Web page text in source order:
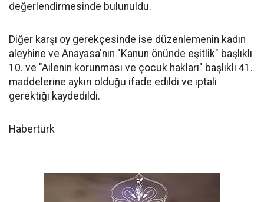
değerlendirmesinde bulunuldu.
Diğer karşı oy gerekçesinde ise düzenlemenin kadın
aleyhine ve Anayasa'nın "Kanun önünde eşitlik" başlıklı
10. ve "Ailenin korunması ve çocuk hakları" başlıklı 41.
maddelerine aykırı olduğu ifade edildi ve iptali
gerektiği kaydedildi.
Habertürk